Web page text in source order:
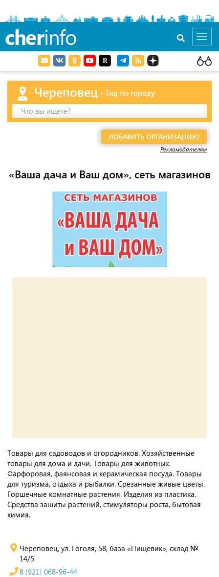
cherinfo
Череповец
Гид по городу
Что вы ищете?
ДОБАВИТЬ ОРГАНИЗАЦИЮ
Рекламодателям
«Ваша дача и Ваш дом», сеть магазинов
Товары для садоводов и огородников. Хозяйственные
товары для дома и дачи. Товары для животных.
Фарфоровая, фаянсовая и керамическая посуда. Товары
для туризма, отдыха и рыбалки. Срезанные живые цветы.
Горшечные комнатные растения. Изделия из пластика.
Средства защиты растений, стимуляторы роста, бытовая
химия.
Череповец, ул. Гоголя, 58, база «Пищевик», склад №
14/5
8 (921) 068-96-44